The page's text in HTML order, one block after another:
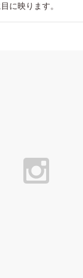
に映ります。